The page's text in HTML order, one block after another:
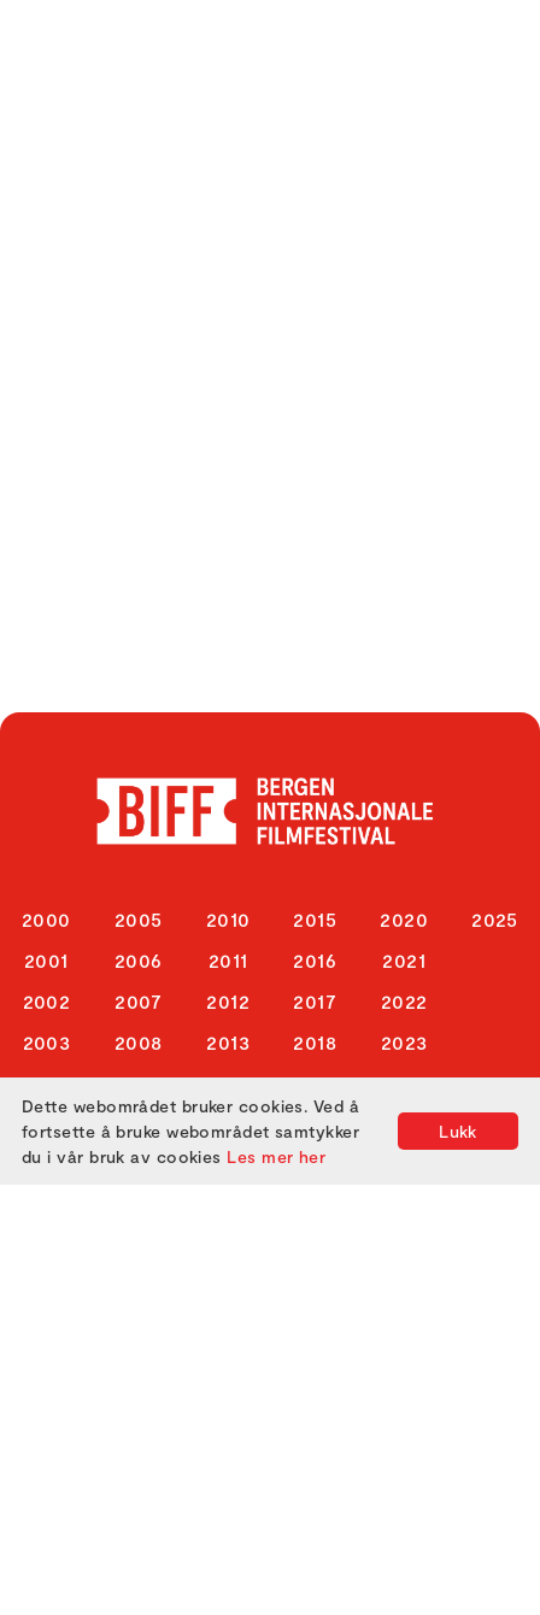
2000
2001
2002
2003
2004
2005
2006
2007
2008
2009
2010
2011
2012
2013
2014
2015
2016
2017
2018
2019
2020
2021
2022
2023
2024
2025
ABOUT US
Lukk
Dette webområdet bruker cookies. Ved å
fortsette å bruke webområdet samtykker
du i vår bruk av cookies Les mer her